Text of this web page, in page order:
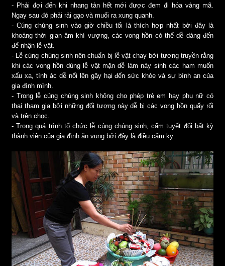
- Phải đợi đến khi nhang tàn hết mới được đem đi hóa vàng mã.
Ngay sau đó phải rải gạo và muối ra xung quanh.
- Cúng chúng sinh vào giờ chiều tối là thích hợp nhất bởi đây là
khoảng thời gian âm khí vượng, các vong hồn có thể dễ dàng đến
để nhận lễ vật.
- Lễ cúng chúng sinh nên chuẩn bị lễ vật chay bởi tương truyền rằng
khi các vong hồn dùng lễ vật mặn dễ làm nảy sinh các ham muốn
xấu xa, tính ác dễ nổi lên gây hại đến sức khỏe và sự bình an của
gia đình mình.
- Trong lễ cúng chúng sinh không cho phép trẻ em hay phụ nữ có
thai tham gia bởi những đối tượng này dễ bị các vong hồn quấy rối
và trên chọc.
- Trong quá trình tổ chức lễ cúng chúng sinh, cấm tuyết đối bất kỳ
thành viên của gia đình ăn vụng bởi đây là điều cấm kỵ.